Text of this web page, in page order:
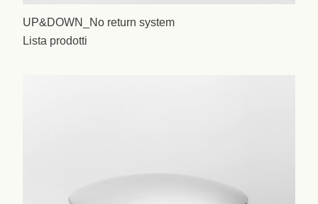
UP&DOWN_No return system
Lista prodotti